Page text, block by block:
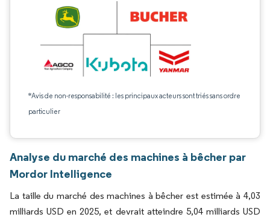
*Avis de non-responsabilité : les principaux acteurs sont triés sans ordre
particulier
Analyse du marché des machines à bêcher par
Mordor Intelligence
La taille du marché des machines à bêcher est estimée à 4,03
milliards USD en 2025, et devrait atteindre 5,04 milliards USD